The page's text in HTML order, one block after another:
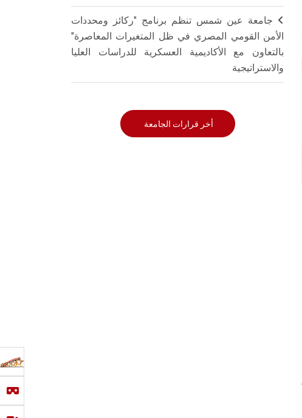
جامعة عين شمس تنظم برنامج "ركائز ومحددات
الأمن القومي المصري في ظل المتغيرات المعاصرة"
بالتعاون مع الأكاديمية العسكرية للدراسات العليا
والاستراتيجية
أخر قرارات الجامعة